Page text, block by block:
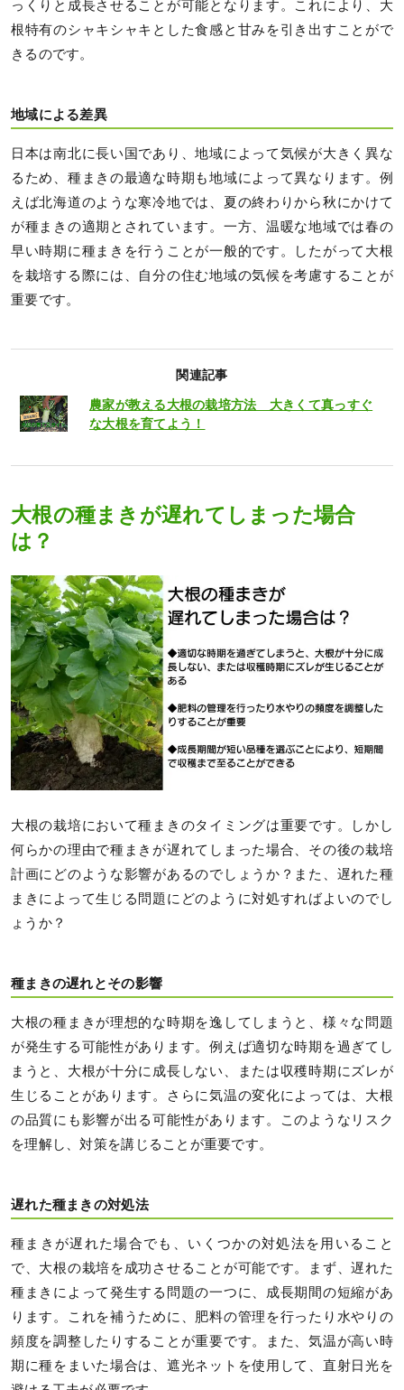
っくりと成長させることが可能となります。これにより、大
根特有のシャキシャキとした食感と甘みを引き出すことがで
きるのです。
地域による差異
日本は南北に長い国であり、地域によって気候が大きく異な
るため、種まきの最適な時期も地域によって異なります。例
えば北海道のような寒冷地では、夏の終わりから秋にかけて
が種まきの適期とされています。一方、温暖な地域では春の
早い時期に種まきを行うことが一般的です。したがって大根
を栽培する際には、自分の住む地域の気候を考慮することが
重要です。
関連記事
農家が教える大根の栽培方法 大きくて真っすぐ
な大根を育てよう！
大根の種まきが遅れてしまった場合
は？
大根の栽培において種まきのタイミングは重要です。しかし
何らかの理由で種まきが遅れてしまった場合、その後の栽培
計画にどのような影響があるのでしょうか？また、遅れた種
まきによって生じる問題にどのように対処すればよいのでし
ょうか？
種まきの遅れとその影響
大根の種まきが理想的な時期を逸してしまうと、様々な問題
が発生する可能性があります。例えば適切な時期を過ぎてし
まうと、大根が十分に成長しない、または収穫時期にズレが
生じることがあります。さらに気温の変化によっては、大根
の品質にも影響が出る可能性があります。このようなリスク
を理解し、対策を講じることが重要です。
遅れた種まきの対処法
種まきが遅れた場合でも、いくつかの対処法を用いること
で、大根の栽培を成功させることが可能です。まず、遅れた
種まきによって発生する問題の一つに、成長期間の短縮があ
ります。これを補うために、肥料の管理を行ったり水やりの
頻度を調整したりすることが重要です。また、気温が高い時
期に種をまいた場合は、遮光ネットを使用して、直射日光を